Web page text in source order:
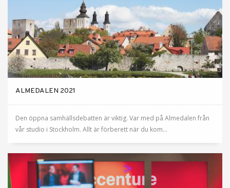
ALMEDALEN 2021
Den öppna samhällsdebatten är viktig. Var med på Almedalen från
vår studio i Stockholm. Allt är förberett när du kom...